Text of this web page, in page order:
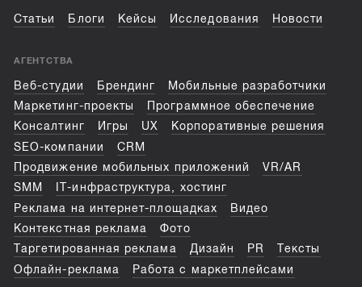
Статьи Блоги Кейсы Исследования Новости
АГЕНТСТВА
Веб-студии Брендинг
Мобильные разработчики
Маркетинг-проекты
Программное обеспечение
Консалтинг
Игры UX
Корпоративные решения
SEO-компании
CRM
Продвижение мобильных приложений
VR/AR
SMM
IT-инфраструктура, хостинг
Реклама на интернет-площадках
Видео
Контекстная реклама
Фото
Таргетированная реклама
Дизайн PR
Тексты
Офлайн-реклама
Работа с маркетплейсами